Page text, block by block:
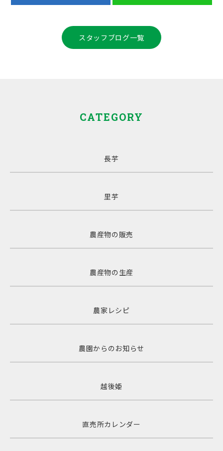
スタッフブログ一覧
CATEGORY
長芋
里芋
農産物の販売
農産物の生産
農家レシピ
農園からのお知らせ
越後姫
直売所カレンダー